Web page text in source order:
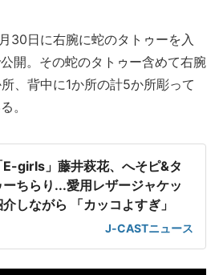
30日に右腕に蛇のタトゥーを入
開。その蛇のタトゥー含めて右腕
、背中に1か所の計5か所彫って
。
E-girls」藤井萩花、へそピ&タ
ーちらり...愛用レザージャケッ
介しながら 「カッコよすぎ」
J-CASTニュース